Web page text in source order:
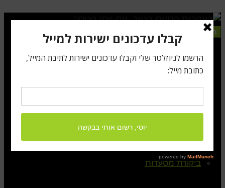
תפריט
ראשי
ביקורת מסעדות